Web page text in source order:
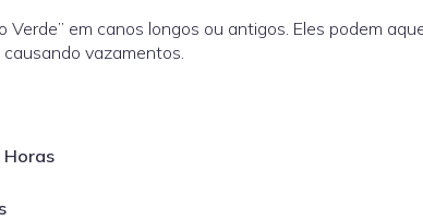
em canos longos ou antigos. Eles podem
vazamentos.
Horas